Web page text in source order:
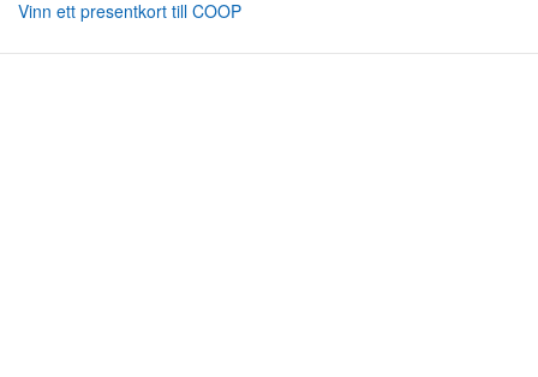
Vinn ett presentkort till COOP